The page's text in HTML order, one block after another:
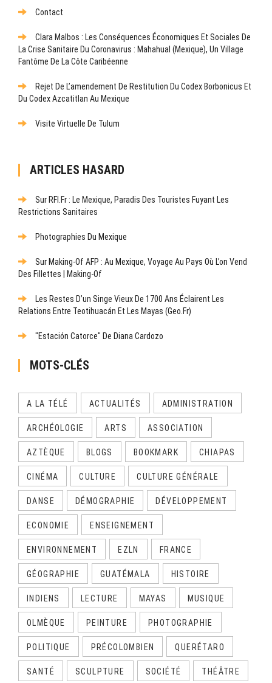
Contact
Clara Malbos : Les Conséquences Économiques Et Sociales De
La Crise Sanitaire Du Coronavirus : Mahahual (Mexique), Un Village
Fantôme De La Côte Caribéenne
Rejet De L’amendement De Restitution Du Codex Borbonicus Et
Du Codex Azcatitlan Au Mexique
Visite Virtuelle De Tulum
ARTICLES HASARD
Sur RFI.fr : Le Mexique, Paradis Des Touristes Fuyant Les
Restrictions Sanitaires
Photographies Du Mexique
Sur Making-Of AFP : Au Mexique, Voyage Au Pays Où L’on Vend
Des Fillettes | Making-Of
Les Restes D’un Singe Vieux De 1700 Ans Éclairent Les
Relations Entre Teotihuacán Et Les Mayas (Geo.fr)
"Estación Catorce" De Diana Cardozo
MOTS-CLÉS
A LA TÉLÉ ACTUALITÉS ADMINISTRATION
ARCHÉOLOGIE ARTS ASSOCIATION
AZTÈQUE BLOGS BOOKMARK CHIAPAS
CINÉMA CULTURE CULTURE GÉNÉRALE
DANSE DÉMOGRAPHIE DÉVELOPPEMENT
ECONOMIE ENSEIGNEMENT
ENVIRONNEMENT EZLN FRANCE
GÉOGRAPHIE GUATÉMALA HISTOIRE
INDIENS LECTURE MAYAS MUSIQUE
OLMÈQUE PEINTURE PHOTOGRAPHIE
POLITIQUE PRÉCOLOMBIEN QUERÉTARO
SANTÉ SCULPTURE SOCIÉTÉ THÉÂTRE